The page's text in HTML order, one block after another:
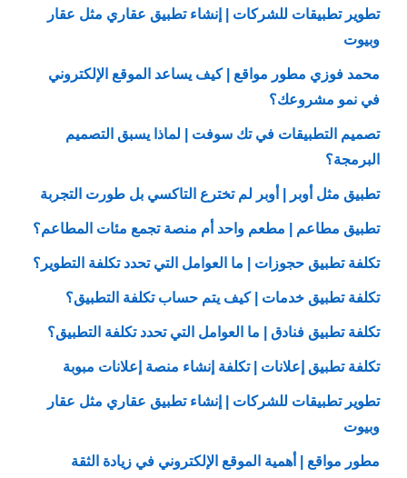
تطوير تطبيقات للشركات | إنشاء تطبيق عقاري مثل عقار
وبيوت
محمد فوزي مطور مواقع | كيف يساعد الموقع الإلكتروني
في نمو مشروعك؟
تصميم التطبيقات في تك سوفت | لماذا يسبق التصميم
البرمجة؟
تطبيق مثل أوبر | أوبر لم تخترع التاكسي بل طورت التجربة
تطبيق مطاعم | مطعم واحد أم منصة تجمع مئات المطاعم؟
تكلفة تطبيق حجوزات | ما العوامل التي تحدد تكلفة التطوير؟
تكلفة تطبيق خدمات | كيف يتم حساب تكلفة التطبيق؟
تكلفة تطبيق فنادق | ما العوامل التي تحدد تكلفة التطبيق؟
تكلفة تطبيق إعلانات | تكلفة إنشاء منصة إعلانات مبوبة
تطوير تطبيقات للشركات | إنشاء تطبيق عقاري مثل عقار
وبيوت
مطور مواقع | أهمية الموقع الإلكتروني في زيادة الثقة